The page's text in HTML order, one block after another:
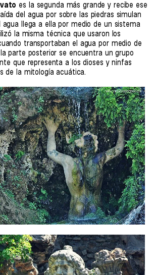
es la segunda más grande y recibe ese
del agua por sobre las piedras simulan
agua llega a ella por medio de un sistema
la misma técnica que usaron los
transportaban el agua por medio de
parte posterior se encuentra un grupo
que representa a los dioses y ninfas
de la mitología acuática.